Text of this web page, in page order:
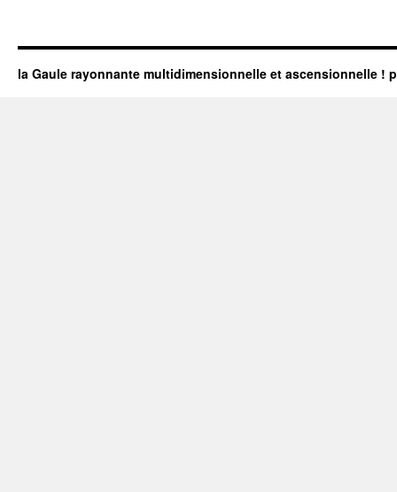
la Gaule rayonnante multidimensionnelle et ascensionnelle !